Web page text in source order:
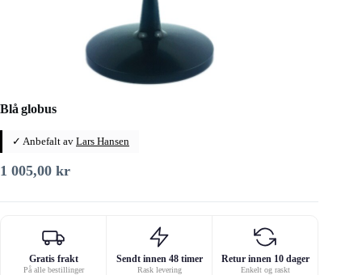
Blå globus
✓ Anbefalt av Lars Hansen
1 005,00 kr
Gratis frakt
På alle bestillinger
Sendt innen 48 timer
Rask levering
Retur innen 10 dager
Enkelt og raskt